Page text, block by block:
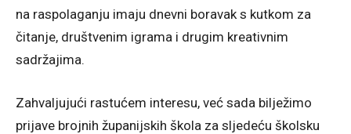
na raspolaganju imaju dnevni boravak s kutkom za
čitanje, društvenim igrama i drugim kreativnim
sadržajima.
Zahvaljujući rastućem interesu, već sada bilježimo
prijave brojnih županijskih škola za sljedeću školsku